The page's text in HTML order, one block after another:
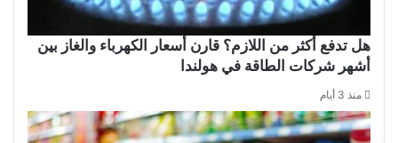
هل تدفع أكثر من اللازم؟ قارن أسعار الكهرباء والغاز بين
أشهر شركات الطاقة في هولندا
منذ 3 أيام